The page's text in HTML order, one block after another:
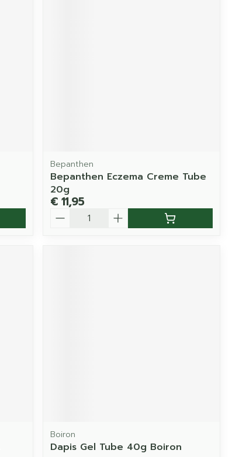
Bepanthen
Bepanthen Eczema Creme Tube
20g
€ 11,95
Boiron
Dapis Gel Tube 40g Boiron